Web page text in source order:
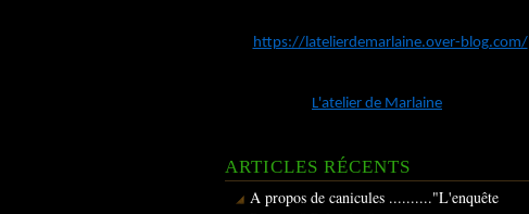
https://latelierdemarlaine.over-blog.com/
L'atelier de Marlaine
ARTICLES RÉCENTS
A propos de canicules .........."L'enquête